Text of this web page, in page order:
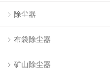
除尘器
布袋除尘器
矿山除尘器